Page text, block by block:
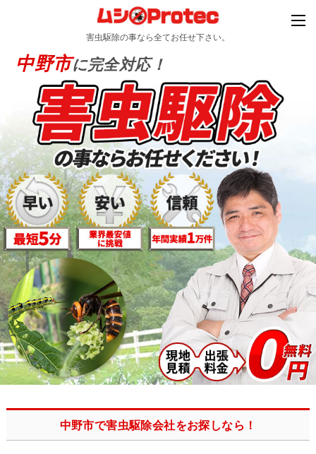
害虫駆除の事なら全てお任せ下さい。
中野市に完全対応！
中野市で害虫駆除会社をお探しなら！